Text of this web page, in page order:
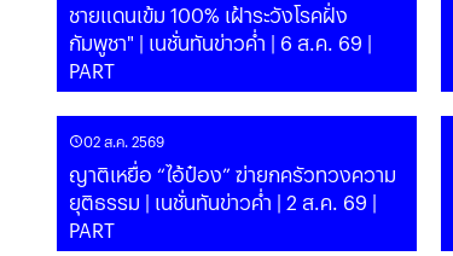
ชายแดนเข้ม 100% เฝ้าระวังโรคฝั่ง
กัมพูชา" | เนชั่นทันข่าวค่ำ | 6 ส.ค. 69 |
PART
02 ส.ค. 2569
ญาติเหยื่อ “ไอ้ป๋อง” ฆ่ายกครัวทวงความ
ยุติธรรม | เนชั่นทันข่าวค่ำ | 2 ส.ค. 69 |
PART